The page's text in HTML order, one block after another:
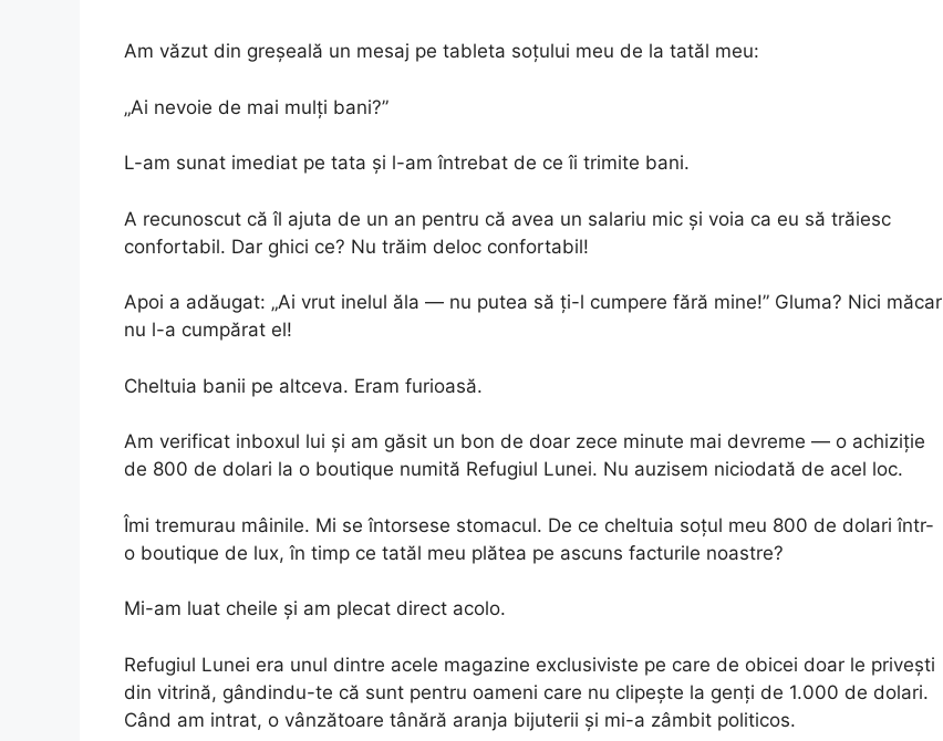
Am văzut din greșeală un mesaj pe tableta soțului meu de la tatăl meu:
„Ai nevoie de mai mulți bani?”
L-am sunat imediat pe tata și l-am întrebat de ce îi trimite bani.
A recunoscut că îl ajuta de un an pentru că avea un salariu mic și voia ca eu să trăiesc
confortabil. Dar ghici ce? Nu trăim deloc confortabil!
Apoi a adăugat: „Ai vrut inelul ăla — nu putea să ți-l cumpere fără mine!” Gluma? Nici măcar
nu l-a cumpărat el!
Cheltuia banii pe altceva. Eram furioasă.
Am verificat inboxul lui și am găsit un bon de doar zece minute mai devreme — o achiziție
de 800 de dolari la o boutique numită Refugiul Lunei. Nu auzisem niciodată de acel loc.
Îmi tremurau mâinile. Mi se întorsese stomacul. De ce cheltuia soțul meu 800 de dolari într-
o boutique de lux, în timp ce tatăl meu plătea pe ascuns facturile noastre?
Mi-am luat cheile și am plecat direct acolo.
Refugiul Lunei era unul dintre acele magazine exclusiviste pe care de obicei doar le privești
din vitrină, gândindu-te că sunt pentru oameni care nu clipește la genți de 1.000 de dolari.
Când am intrat, o vânzătoare tânără aranja bijuterii și mi-a zâmbit politicos.